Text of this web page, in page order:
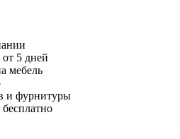
от 5 дней
мебель
и фурнитуры
бесплатно